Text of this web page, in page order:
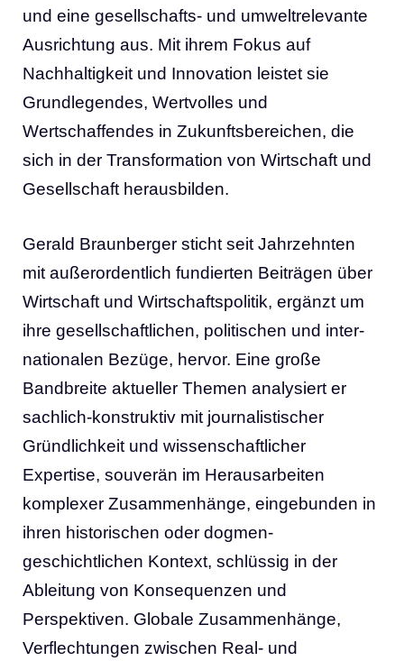
und eine gesellschafts- und umweltrelevante
Ausrichtung aus. Mit ihrem Fokus auf
Nachhaltigkeit und Innovation leistet sie
Grundlegendes, Wertvolles und
Wertschaffendes in Zukunftsbereichen, die
sich in der Transformation von Wirtschaft und
Gesellschaft herausbilden.
Gerald Braunberger sticht seit Jahrzehnten
mit außerordentlich fundierten Beiträgen über
Wirtschaft und Wirtschaftspolitik, ergänzt um
ihre gesellschaftlichen, politischen und inter-
nationalen Bezüge, hervor. Eine große
Bandbreite aktueller Themen analysiert er
sachlich-konstruktiv mit journalistischer
Gründlichkeit und wissenschaftlicher
Expertise, souverän im Herausarbeiten
komplexer Zusammenhänge, eingebunden in
ihren historischen oder dogmen-
geschichtlichen Kontext, schlüssig in der
Ableitung von Konsequenzen und
Perspektiven. Globale Zusammenhänge,
Verflechtungen zwischen Real- und